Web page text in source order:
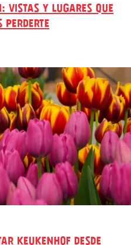
VISTAS Y LUGARES QUE
KEUKENHOF DESDE